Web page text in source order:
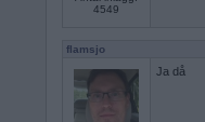
4549
flamsjo
Ja då